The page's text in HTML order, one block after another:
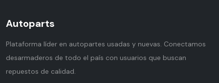
Autoparts
Plataforma líder en autopartes usadas y nuevas. Conectamos
desarmaderos de todo el país con usuarios que buscan
repuestos de calidad.